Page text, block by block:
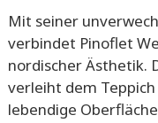
Mit seiner
verbindet Pinoflet
nordischer Ästhetik.
verleiht dem
lebendige